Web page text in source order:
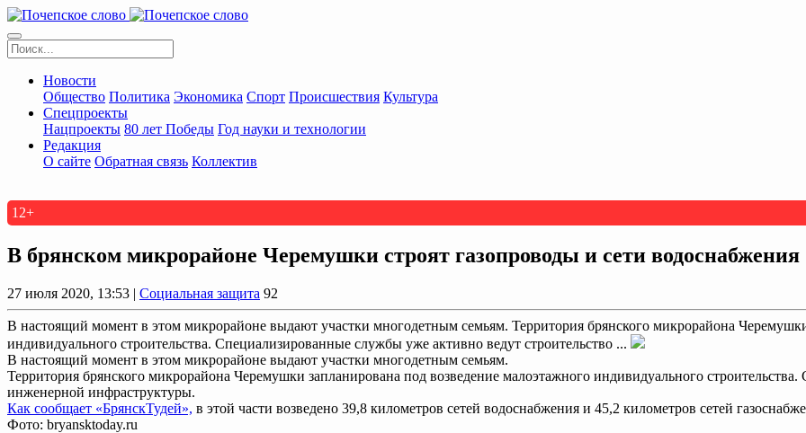
Новости
Общество Политика Экономика Спорт Происшествия Культура
Спецпроекты
Нацпроекты 80 лет Победы Год науки и технологии
Редакция
О сайте Обратная связь Коллектив
12+
В брянском микрорайоне Черемушки строят газопроводы и сети водоснабжения
27 июля 2020, 13:53 | Социальная защита 92
В настоящий момент в этом микрорайоне выдают участки многодетным семьям. Территория брянского микрорайона
индивидуального строительства. Специализированные службы уже активно ведут строительство ...
В настоящий момент в этом микрорайоне выдают участки многодетным семьям.
Территория брянского микрорайона Черемушки запланирована под возведение малоэтажного индивидуального
инженерной инфраструктуры.
Как сообщает «БрянскТудей», в этой части возведено 39,8 километров сетей водоснабжения и 45,2 километров сетей
Фото: bryansktoday.ru